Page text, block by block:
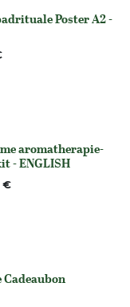
Poster A2 -
aromatherapie-
- ENGLISH
€